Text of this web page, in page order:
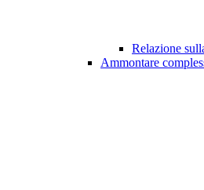
Relazione
Ammontare